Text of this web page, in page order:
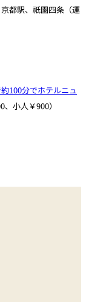
都駅、祇園四条（運
100分でホテルニュ
、小人￥900）